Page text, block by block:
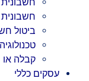
חשבונית
ביטול
קבלה או
עסקים כללי